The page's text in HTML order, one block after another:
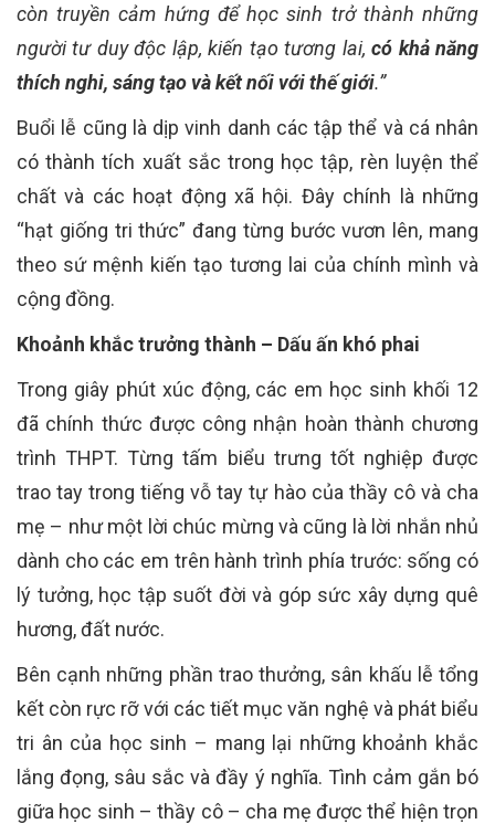
còn truyền cảm hứng để học sinh trở thành những
người tư duy độc lập, kiến tạo tương lai,có khả năng
thích nghi, sáng tạo và kết nối với thế giới.”
Buổi lễ cũng là dịp vinh danh các tập thể và cá nhân
có thành tích xuất sắc trong học tập, rèn luyện thể
chất và các hoạt động xã hội. Đây chính là những
“hạt giống tri thức” đang từng bước vươn lên, mang
theo sứ mệnh kiến tạo tương lai của chính mình và
cộng đồng.
Khoảnh khắc trưởng thành – Dấu ấn khó phai
Trong giây phút xúc động, các em học sinh khối 12
đã chính thức được công nhận hoàn thành chương
trình THPT. Từng tấm biểu trưng tốt nghiệp được
trao tay trong tiếng vỗ tay tự hào của thầy cô và cha
mẹ – như một lời chúc mừng và cũng là lời nhắn nhủ
dành cho các em trên hành trình phía trước: sống có
lý tưởng, học tập suốt đời và góp sức xây dựng quê
hương, đất nước.
Bên cạnh những phần trao thưởng, sân khấu lễ tổng
kết còn rực rỡ với các tiết mục văn nghệ và phát biểu
tri ân của học sinh – mang lại những khoảnh khắc
lắng đọng, sâu sắc và đầy ý nghĩa. Tình cảm gắn bó
giữa học sinh – thầy cô – cha mẹ được thể hiện trọn